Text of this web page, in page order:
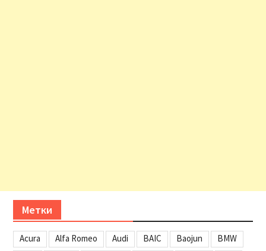
Метки
Acura Alfa Romeo Audi BAIC Baojun
BMW